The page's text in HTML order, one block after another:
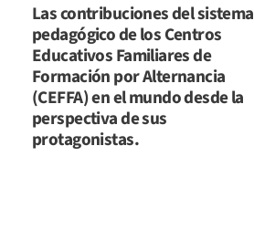
Las contribuciones del sistema
pedagógico de los Centros
Educativos Familiares de
Formación por Alternancia
(CEFFA) en el mundo desde la
perspectiva de sus
protagonistas.